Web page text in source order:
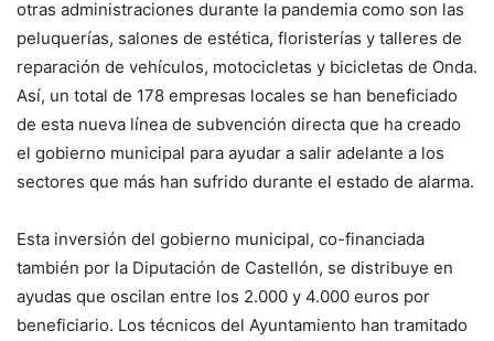
otras administraciones durante la pandemia como son las
peluquerías, salones de estética, floristerías y talleres de
reparación de vehículos, motocicletas y bicicletas de Onda.
Así, un total de 178 empresas locales se han beneficiado
de esta nueva línea de subvención directa que ha creado
el gobierno municipal para ayudar a salir adelante a los
sectores que más han sufrido durante el estado de alarma.
Esta inversión del gobierno municipal, co-financiada
también por la Diputación de Castellón, se distribuye en
ayudas que oscilan entre los 2.000 y 4.000 euros por
beneficiario. Los técnicos del Ayuntamiento han tramitado